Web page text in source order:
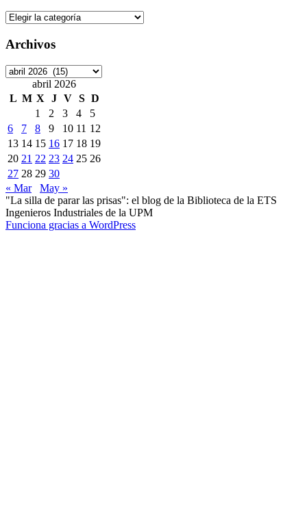
Categorías
Archivos
Archivos
abril 2026
L M X J V S D
1
2 3 4
5
6
7 8 9 10 11 12
13 14 15 16 17 18 19
20 21 22 23 24 25 26
27 28 29 30
« Mar
May »
"La silla de parar las prisas": el blog de la Biblioteca de la ETS
Ingenieros Industriales de la UPM
Funciona gracias a WordPress